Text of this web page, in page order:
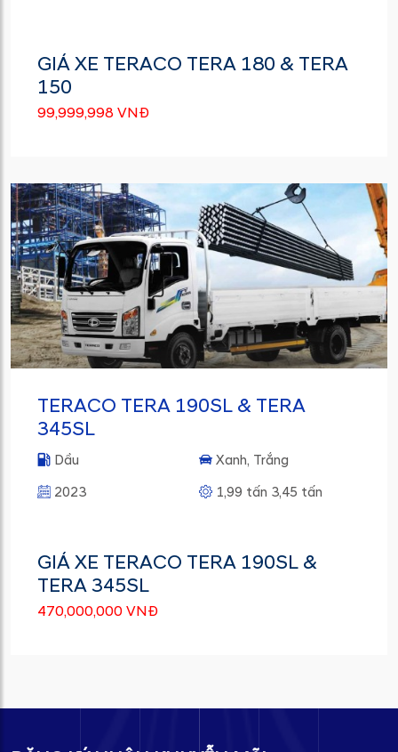
GIÁ XE TERACO TERA 180 & TERA
150
99,999,998 VNĐ
TERACO TERA 190SL & TERA
345SL
Dầu
Xanh, Trắng
2023
1,99 tấn 3,45 tấn
GIÁ XE TERACO TERA 190SL &
TERA 345SL
470,000,000 VNĐ